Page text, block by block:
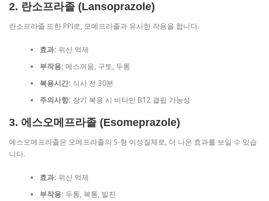
2. 란소프라졸 (Lansoprazole)
란소프라졸 또한 PPI로, 오메프라졸과 유사한 작용을 합니다.
효과: 위산 억제
부작용: 메스꺼움, 구토, 두통
복용시간: 식사 전 30분
주의사항: 장기 복용 시 비타민 B12 결핍 가능성
3. 에스오메프라졸 (Esomeprazole)
에스오메프라졸은 오메프라졸의 S-형 이성질체로, 더 나은 효과를 보일 수 있습
니다.
효과: 위산 억제
부작용: 두통, 복통, 발진